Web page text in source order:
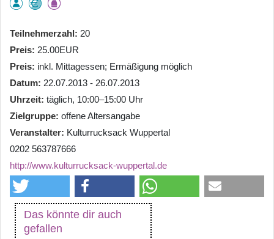
Teilnehmerzahl
20
Preis 25.00EUR
Preis inkl. Mittagessen; Ermäßigung möglich
Datum 22.07.2013 - 26.07.2013
Uhrzeit täglich, 10:00–15:00 Uhr
Zielgruppe offene Altersangabe
Veranstalter Kulturrucksack Wuppertal
0202 563787666
http://www.kulturrucksack-wuppertal.de
Das könnte dir auch
gefallen